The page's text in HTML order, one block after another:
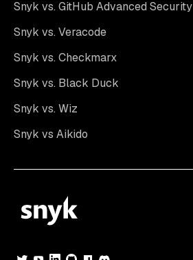
Snyk vs. GitHub Advanced Security
Snyk vs. Veracode
Snyk vs. Checkmarx
Snyk vs. Black Duck
Snyk vs. Wiz
Snyk vs Aikido